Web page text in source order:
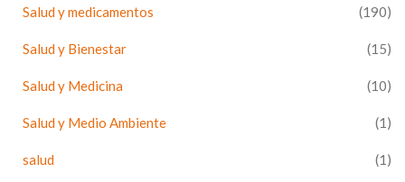
Salud y medicamentos (190)
Salud y Bienestar (15)
Salud y Medicina (10)
Salud y Medio Ambiente (1)
salud (1)